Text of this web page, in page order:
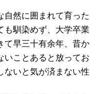
自然に囲まれて育った
も馴染めず、大学卒業
て早三十有余年、昔か
いことあると放ってお
ないと気が済まない性